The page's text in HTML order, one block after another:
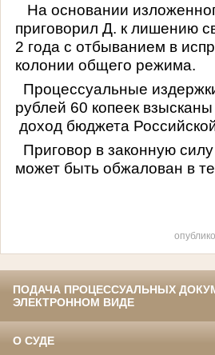
На основании
приговорил Д. к лишению
2 года с отбыванием в
колонии общего режима.
Процессуальные
рублей 60 копеек
доход бюджета
Приговор в законную
может быть обжалован в
ПОДАЧА ПРОЦЕССУАЛЬНЫХ
ЭЛЕКТРОННОМ ВИДЕ
О СУДЕ